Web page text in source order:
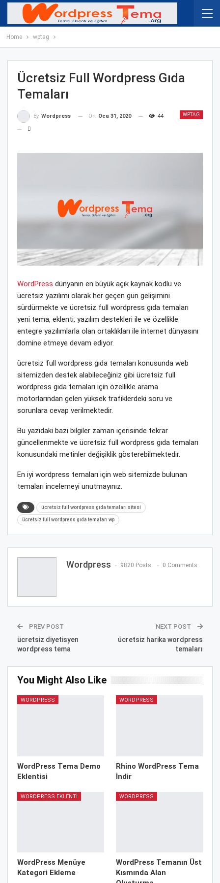
Home wptag
Ücretsiz Full Wordpress Gıda
Temaları
WPTAG
By Wordpress On Oca 31, 2020 44
WordPress dünyanın en büyük açık kaynak kodlu ve
ücretsiz yazılımı olarak her geçen gün gelişimini
sürdürmekte ve ücretsiz full wordpress gıda temaları
yeni tema, eklenti, yazılım destekleri ile ve özellikle
entegre yazılımlarla olan ortaklıkları ile internet dünyasını
domine etmeye devam ediyor.
ücretsiz full wordpress gıda temaları konusunda web
sitemizden destek alabileceğiniz gibi ücretsiz full
wordpress gıda temaları için özellikle arama
motorlarından gelen yüksek trafiklerdeki soru ve
sorunlara cevap verilmektedir.
Bu yazıdaki bazı bilgiler zaman içerisinde tekrar
güncellenmekte ve ücretsiz full wordpress gıda temaları
konusundaki metinler değişiklik gösterebilmektedir.
En iyi wordpress temaları için web sitemizde bulunan
temaları incelemeyi unutmayınız.
ücretsiz full wordpress gıda temaları sitesi
ücretsiz full wordpress gıda temaları wp
Wordpress 9820 Posts 0 Comments
PREV POST
ücretsiz diyetisyen
wordpress tema
NEXT POST
ücretsiz harika wordpress
temaları
You Might Also Like
WORDPRESS
WordPress Tema Demo
Eklentisi
WORDPRESS
Rhino WordPress Tema
İndir
WORDPRESS EKLENTI
WordPress Menüye
Kategori Ekleme
WORDPRESS
WordPress Temanın Üst
Kısmında Alan